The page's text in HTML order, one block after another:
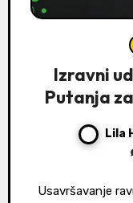
Izravni
Putanja
Lila
Usavršavanje ravnog udarca uključuje razumijevanje